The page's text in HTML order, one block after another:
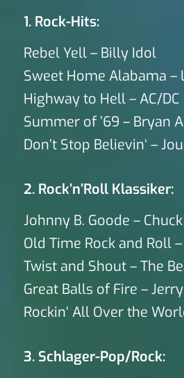
1. Rock-Hits:
Rebel Yell – Billy Idol
Sweet Home Alabama –
Highway to Hell – AC/DC
Summer of ’69 – Bryan
Don’t Stop Believin‘ –
2. Rock’n’Roll Klassiker:
Johnny B. Goode –
Old Time Rock and Roll
Twist and Shout – The
Great Balls of Fire –
Rockin‘ All Over the
3. Schlager-Pop/Rock: